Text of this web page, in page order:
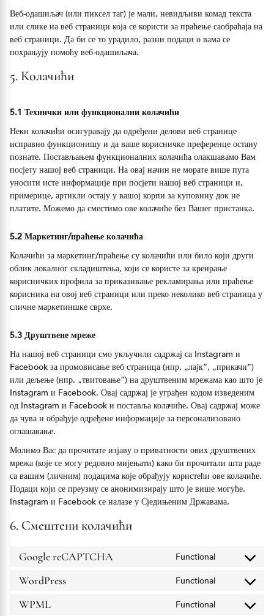
Веб-одашиљач (или пиксел таг) је мали, невидљиви комад текста
или слике на веб страници која се користи за праћење саобраћаја на
веб страници. Да би се то урадило, разни подаци о вама се
похрањују помоћу веб-одашиљача.
5. Колачићи
5.1 Технички или функционални колачићи
Неки колачићи осигуравају да одређени делови веб странице
исправно функционишу и да ваше корисничке преференце остану
познате. Постављањем функционалних колачића олакшавамо Вам
посјету нашој веб страници. На овај начин не морате више пута
уносити исте информације при посјети нашој веб страници и,
примерице, артикли остају у вашој корпи за куповину док не
платите. Можемо да сместимо ове колачиће без Вашег пристанка.
5.2 Маркетинг/праћење колачића
Колачићи за маркетинг/праћење су колачићи или било који други
облик локалног складиштења, који се користе за креирање
корисничких профила за приказивање рекламирања или праћење
корисника на овој веб страници или преко неколико веб страница у
сличне маркетиншке сврхе.
5.3 Друштвене мреже
На нашој веб страници смо укључили садржај са Instagram и
Facebook за промовисање веб страница (нпр. „лајк“, „прикачи“)
или дељење (нпр. „твитовање“) на друштвеним мрежама као што је
Instagram и Facebook. Овај садржај је уграђен кодом изведеним
од Instagram и Facebook и поставља колачиће. Овај садржај може
да чува и обрађује одређене информације за персонализовано
оглашавање.
Молимо Вас да прочитате изјаву о приватности ових друштвених
мрежа (које се могу редовно мијењати) како би прочитали шта раде
са вашим (личним) подацима које обрађују користећи ове колачиће.
Подаци који се преузму се анонимизирају што је више могуће.
Instagram и Facebook се налазе у Сједињеним Државама.
6. Смештени колачићи
Google reCAPTCHA Functional Consent
service
google-
WordPress Functional Consent
service
wordpress
WPML Functional Consent